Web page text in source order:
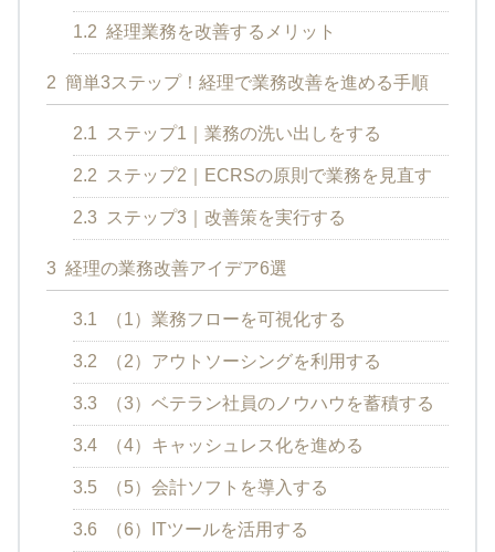
1.2 経理業務を改善するメリット
2 簡単3ステップ！経理で業務改善を進める手順
2.1 ステップ1｜業務の洗い出しをする
2.2 ステップ2｜ECRSの原則で業務を見直す
2.3 ステップ3｜改善策を実行する
3 経理の業務改善アイデア6選
3.1 （1）業務フローを可視化する
3.2 （2）アウトソーシングを利用する
3.3 （3）ベテラン社員のノウハウを蓄積する
3.4 （4）キャッシュレス化を進める
3.5 （5）会計ソフトを導入する
3.6 （6）ITツールを活用する